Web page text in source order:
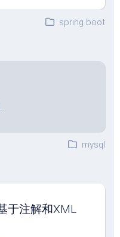
spring boot
mysql
于注解和XML